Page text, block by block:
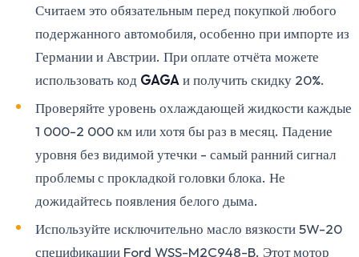
Считаем это обязательным перед покупкой любого
подержанного автомобиля, особенно при импорте из
Германии и Австрии. При оплате отчёта можете
использовать код GAGA и получить скидку 20%.
Проверяйте уровень охлаждающей жидкости каждые
1 000-2 000 км или хотя бы раз в месяц. Падение
уровня без видимой утечки - самый ранний сигнал
проблемы с прокладкой головки блока. Не
дожидайтесь появления белого дыма.
Используйте исключительно масло вязкости 5W-20
спецификации Ford WSS-M2C948-B. Этот мотор